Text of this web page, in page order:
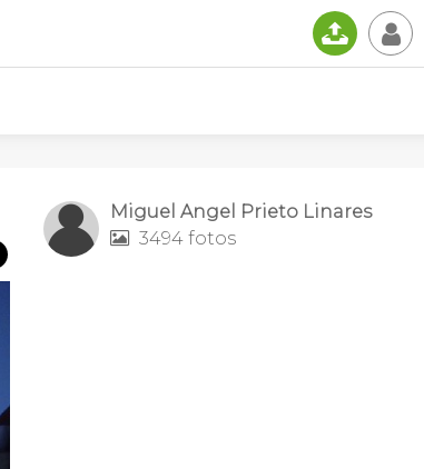
📤 👤
Miguel Angel Prieto Linares
 3494 fotos